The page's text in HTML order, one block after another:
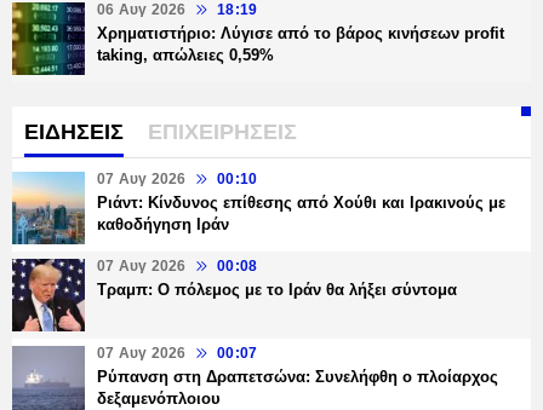
06 Αυγ 2026 18:19
Χρηματιστήριο: Λύγισε από το βάρος κινήσεων profit
taking, απώλειες 0,59%
ΕΙΔΗΣΕΙΣ ΕΠΙΧΕΙΡΗΣΕΙΣ
07 Αυγ 2026 00:10
Ριάντ: Κίνδυνος επίθεσης από Χούθι και Ιρακινούς με
καθοδήγηση Ιράν
07 Αυγ 2026 00:08
Τραμπ: Ο πόλεμος με το Ιράν θα λήξει σύντομα
07 Αυγ 2026 00:07
Ρύπανση στη Δραπετσώνα: Συνελήφθη ο πλοίαρχος
δεξαμενόπλοιου